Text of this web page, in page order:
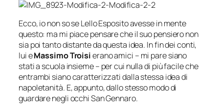
Ecco, io non so se Lello Esposito avesse in mente
questo: ma mi piace pensare che il suo pensiero non
sia poi tanto distante da questa idea. In fin dei conti,
lui eMassimo Troisierano amici – mi pare siano
stati a scuola insieme– per cui nulla di più facile che
entrambi siano caratterizzati dalla stessa idea di
napoletanità. E, appunto, dallo stesso modo di
guardare negli occhi San Gennaro.